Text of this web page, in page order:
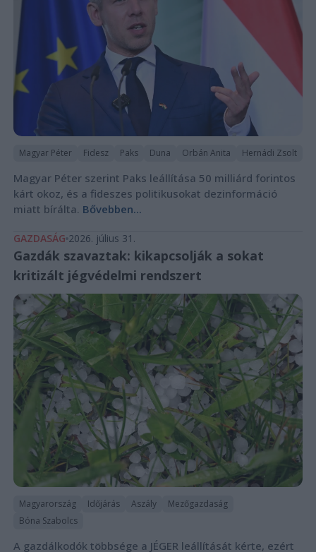
Magyar Péter Fidesz Paks Duna Orbán Anita Hernádi Zsolt
Magyar Péter szerint Paks leállítása 50 milliárd forintos
kárt okoz, és a fideszes politikusokat dezinformáció
miatt bírálta. Bővebben...
GAZDASÁG 2026. július 31.
Gazdák szavaztak: kikapcsolják a sokat
kritizált jégvédelmi rendszert
Magyarország Időjárás Aszály
Mezőgazdaság
Bóna Szabolcs
A gazdálkodók többsége a JÉGER leállítását kérte, ezért